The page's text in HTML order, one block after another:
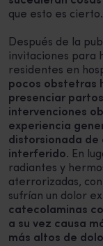
que esto es cierto.
Después de la
invitaciones para
residentes en
pocos obstetras
presenciar
intervenciones
experiencia
distorsionada de
interferido. En
radiantes y
aterrorizadas,
sufrían un dolor
catecolaminas
a su vez causa
más altos de